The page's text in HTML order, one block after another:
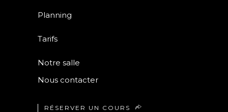
Planning
Tarifs
Notre salle
Nous contacter
RÉSERVER UN COURS